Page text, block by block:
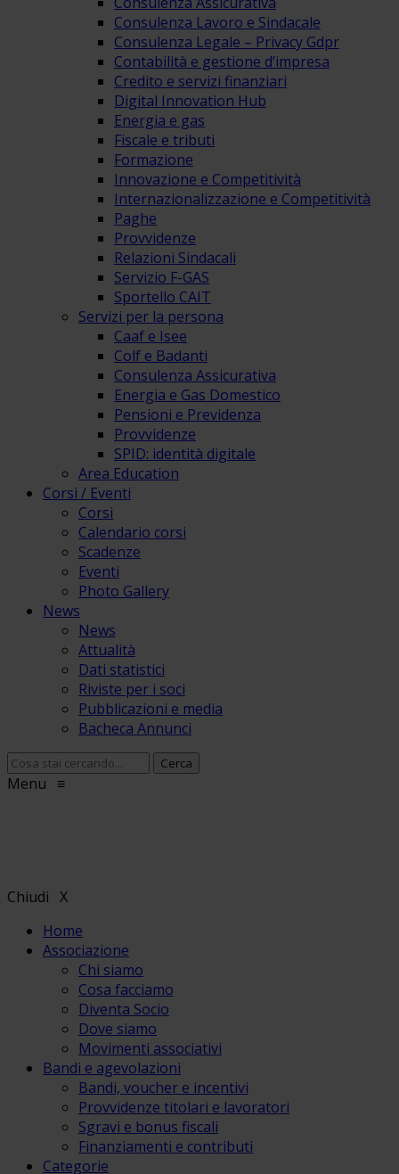
Consulenza Lavoro e Sindacale
Consulenza Legale – Privacy Gdpr
Contabilità e gestione d’impresa
Credito e servizi finanziari
Digital Innovation Hub
Energia e gas
Fiscale e tributi
Formazione
Innovazione e Competitività
Internazionalizzazione e Competitività
Paghe
Provvidenze
Relazioni Sindacali
Servizio F-GAS
Sportello CAIT
Servizi per la persona
Caaf e Isee
Colf e Badanti
Consulenza Assicurativa
Energia e Gas Domestico
Pensioni e Previdenza
Provvidenze
SPID: identità digitale
Area Education
Corsi / Eventi
Corsi
Calendario corsi
Scadenze
Eventi
Photo Gallery
News
News
Attualità
Dati statistici
Riviste per i soci
Pubblicazioni e media
Bacheca Annunci
Menu ≡
Chiudi X
Home
Associazione
Chi siamo
Cosa facciamo
Diventa Socio
Dove siamo
Movimenti associativi
Bandi e agevolazioni
Bandi, voucher e incentivi
Provvidenze titolari e lavoratori
Sgravi e bonus fiscali
Finanziamenti e contributi
Categorie